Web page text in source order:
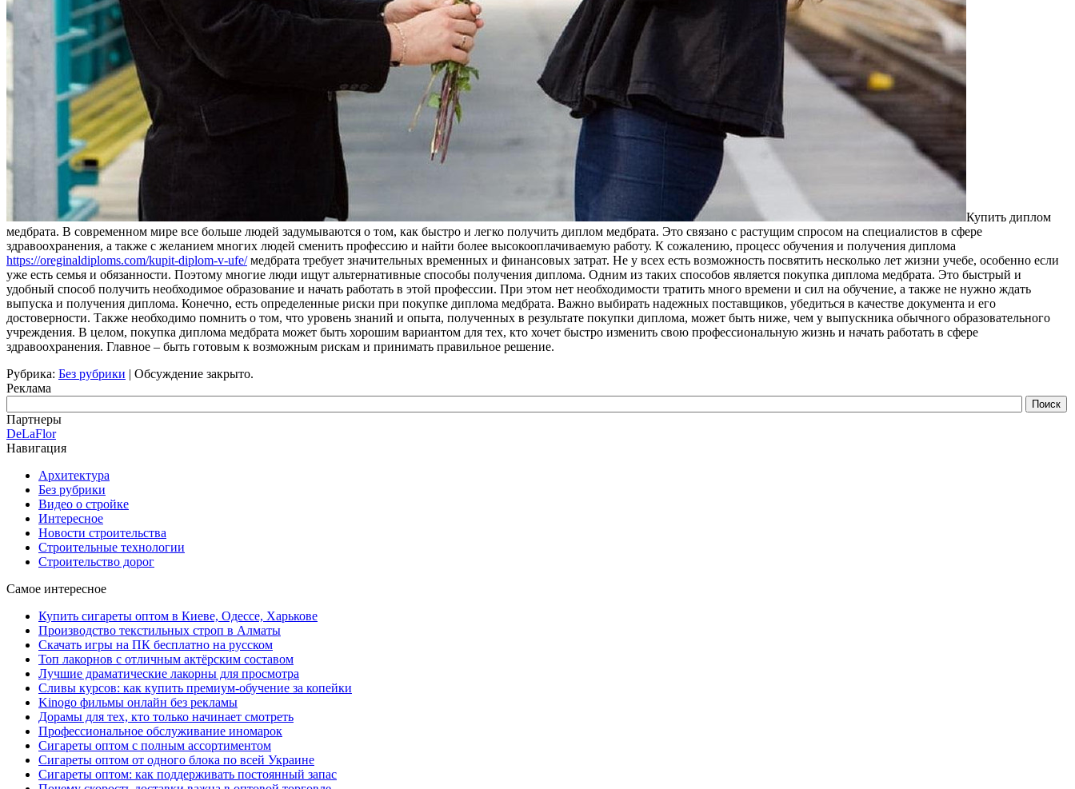
Купить диплoм
мeдбрaтa. В современном мире все больше людей задумываются о том, как быстро и легко получить диплом медбрата. Это связано с растущим спросом на специалистов в сфере
здравоохранения, а также с желанием многих людей сменить профессию и найти более высокооплачиваемую работу. К сожалению, процесс обучения и получения диплома
https://oreginaldiploms.com/kupit-diplom-v-ufe/медбрата требует значительных временных и финансовых затрат. Не у всех есть возможность посвятить несколько лет жизни учебе, особенно если
уже есть семья и обязанности. Поэтому многие люди ищут альтернативные способы получения диплома. Одним из таких способов является покупка диплома медбрата. Это быстрый и
удобный способ получить необходимое образование и начать работать в этой профессии. При этом нет необходимости тратить много времени и сил на обучение, а также не нужно ждать
выпуска и получения диплома. Конечно, есть определенные риски при покупке диплома медбрата. Важно выбирать надежных поставщиков, убедиться в качестве документа и его
достоверности. Также необходимо помнить о том, что уровень знаний и опыта, полученных в результате покупки диплома, может быть ниже, чем у выпускника обычного образовательного
учреждения. В целом, покупка диплома медбрата может быть хорошим вариантом для тех, кто хочет быстро изменить свою профессиональную жизнь и начать работать в сфере
здравоохранения. Главное – быть готовым к возможным рискам и принимать правильное решение.
Рубрика: Без рубрики | Обсуждение закрыто.
Реклама
Партнеры
DeLaFlor
Навигация
Архитектура
Без рубрики
Видео о стройке
Интересное
Новости строительства
Строительные технологии
Строительство дорог
Самое интересное
Купить сигареты оптом в Киеве, Одессе, Харькове
Производство текстильных строп в Алматы
Скачать игры на ПК бесплатно на русском
Топ лакорнов с отличным актёрским составом
Лучшие драматические лакорны для просмотра
Сливы курсов: как купить премиум-обучение за копейки
Kinogo фильмы онлайн без рекламы
Дорамы для тех, кто только начинает смотреть
Профессиональное обслуживание иномарок
Сигареты оптом с полным ассортиментом
Сигареты оптом от одного блока по всей Украине
Сигареты оптом: как поддерживать постоянный запас